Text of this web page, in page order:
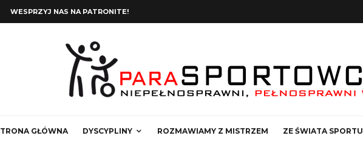
WESPRZYJ NAS NA PATRONITE!
GŁÓWNA DYSCYPLINY ROZMAWIAMY Z MISTRZEM ZE ŚWIATA SPORTU